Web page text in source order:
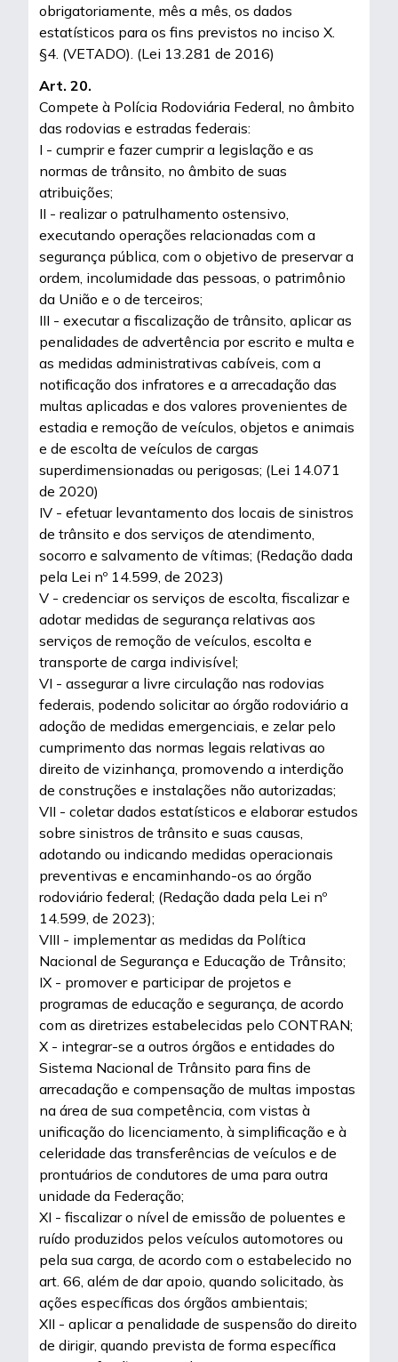
obrigatoriamente, mês a mês, os dados
estatísticos para os fins previstos no inciso X.
§4. (VETADO). (Lei 13.281 de 2016)
Art. 20.
Compete à Polícia Rodoviária Federal, no âmbito
das rodovias e estradas federais:
I - cumprir e fazer cumprir a legislação e as
normas de trânsito, no âmbito de suas
atribuições;
II - realizar o patrulhamento ostensivo,
executando operações relacionadas com a
segurança pública, com o objetivo de preservar a
ordem, incolumidade das pessoas, o patrimônio
da União e o de terceiros;
III - executar a fiscalização de trânsito, aplicar as
penalidades de advertência por escrito e multa e
as medidas administrativas cabíveis, com a
notificação dos infratores e a arrecadação das
multas aplicadas e dos valores provenientes de
estadia e remoção de veículos, objetos e animais
e de escolta de veículos de cargas
superdimensionadas ou perigosas; (Lei 14.071
de 2020)
IV - efetuar levantamento dos locais de sinistros
de trânsito e dos serviços de atendimento,
socorro e salvamento de vítimas; (Redação dada
pela Lei nº 14.599, de 2023)
V - credenciar os serviços de escolta, fiscalizar e
adotar medidas de segurança relativas aos
serviços de remoção de veículos, escolta e
transporte de carga indivisível;
VI - assegurar a livre circulação nas rodovias
federais, podendo solicitar ao órgão rodoviário a
adoção de medidas emergenciais, e zelar pelo
cumprimento das normas legais relativas ao
direito de vizinhança, promovendo a interdição
de construções e instalações não autorizadas;
VII - coletar dados estatísticos e elaborar estudos
sobre sinistros de trânsito e suas causas,
adotando ou indicando medidas operacionais
preventivas e encaminhando-os ao órgão
rodoviário federal; (Redação dada pela Lei nº
14.599, de 2023);
VIII - implementar as medidas da Política
Nacional de Segurança e Educação de Trânsito;
IX - promover e participar de projetos e
programas de educação e segurança, de acordo
com as diretrizes estabelecidas pelo CONTRAN;
X - integrar-se a outros órgãos e entidades do
Sistema Nacional de Trânsito para fins de
arrecadação e compensação de multas impostas
na área de sua competência, com vistas à
unificação do licenciamento, à simplificação e à
celeridade das transferências de veículos e de
prontuários de condutores de uma para outra
unidade da Federação;
XI - fiscalizar o nível de emissão de poluentes e
ruído produzidos pelos veículos automotores ou
pela sua carga, de acordo com o estabelecido no
art. 66, além de dar apoio, quando solicitado, às
ações específicas dos órgãos ambientais;
XII - aplicar a penalidade de suspensão do direito
de dirigir, quando prevista de forma específica